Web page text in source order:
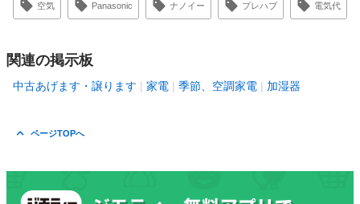
空気 Panasonic ナノイー プレハブ 電気代
関連の掲示板
中古あげます・譲ります 家電 季節、空調家電 加湿器
ページTOPへ